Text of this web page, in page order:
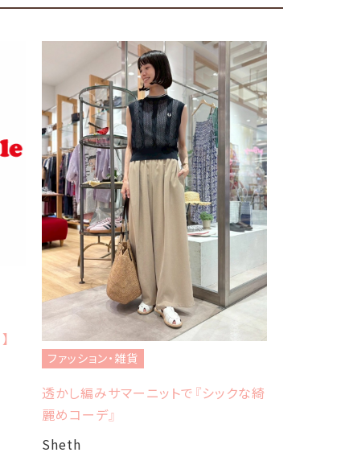
ファッション・雑貨
透かし編みサマーニットで『シックな綺
麗めコーデ』
Sheth